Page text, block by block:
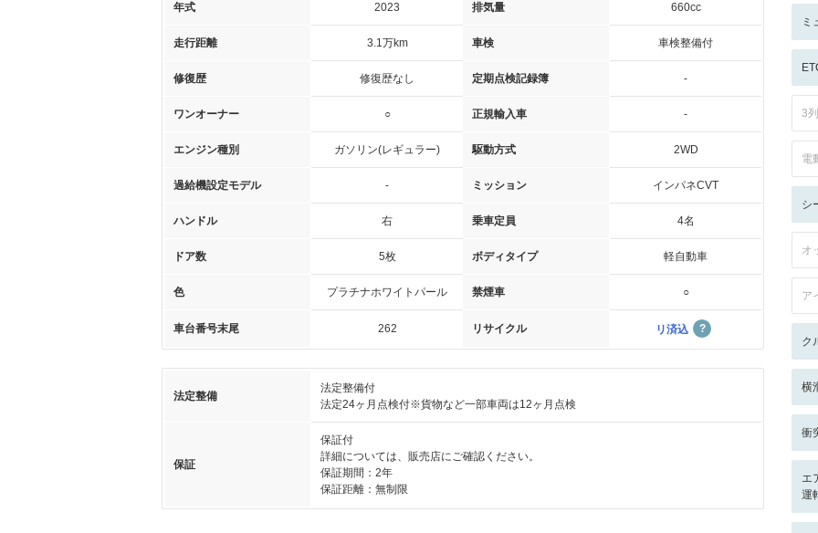
年式 2023 排気量 660cc
走行距離 3.1万km 車検 車検整備付
修復歴 修復歴なし 定期点検記録簿 -
ワンオーナー ○ 正規輸入車 -
エンジン種別 ガソリン(レギュラー) 駆動方式 2WD
過給機設定モデル - ミッション インパネCVT
ハンドル 右 乗車定員 4名
ドア数 5枚 ボディタイプ 軽自動車
色 プラチナホワイトパール 禁煙車 ○
車台番号末尾 262 リサイクル リ済込
法定整備
法定整備付
法定24ヶ月点検付※貨物など一部車両は12ヶ月点検
保証
保証付
詳細については、販売店にご確認ください。
保証期間：2年
保証距離：無制限
ミ
3
電
シ
オ
ア
ク
横
衝
エ
運